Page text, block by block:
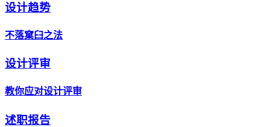
设计趋势
不落窠臼之法
设计评审
教你应对设计评审
述职报告